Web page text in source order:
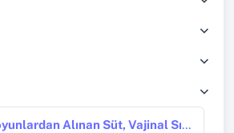
Koyunlardan Alınan Süt, Vajinal Sıvap ve Atık Fötus Örneklerinden Listeria Türlerinin Araştırılması